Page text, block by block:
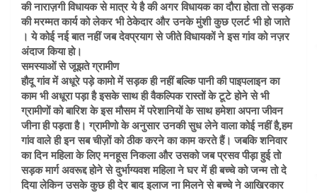
की नाराज़गी विधायक से मात्र ये है की अगर विधायक का दौरा होता तो सड़क
की मरम्मत कार्य को लेकर भी ठेकेदार और उनके मुंशी कुछ एलर्ट भी हो जाते
। ये कोई नई बात नहीं जब देवप्रयाग से जीते विधायकों ने इस गांव को नज़र
अंदाज किया हो।
समस्याओं से जूझते ग्रामीण
हौदू गांव में अधूरे पड़े कामो में सड़क ही नहीं बल्कि पानी की पाइपलाइन का
काम भी अधूरा पड़ा है इसके साथ ही वैकल्पिक रास्तों के टूटे होने से भी
ग्रामीणों को बारिश के इस मौसम में परेशानियों के साथ हमेशा अपना जीवन
जीना ही पड़ता है। ग्रामीणो के अनुसार उनकी सुध लेने वाला कोई नहीं है,हम
गांव वाले ही इन सब चीज़ों को ठीक करने का काम करते हैं। जबकि शनिवार
का दिन महिला के लिए मनहूस निकला और उसको जब प्रसव पीड़ा हुई तो
सड़क मार्ग अवरूद्द होने से दुर्भाग्यवश महिला ने घर में ही बच्चे को जन्म तो दे
दिया लेकिन उसके कुछ ही देर बाद इलाज ना मिलने से बच्चे ने आखिरकार